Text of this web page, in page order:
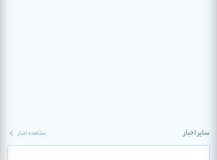
سایر اخبار مشاهده اخبار